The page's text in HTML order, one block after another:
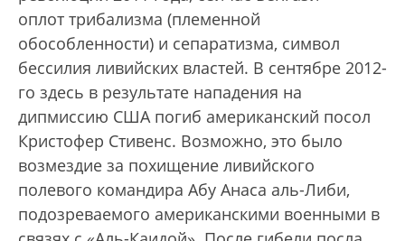
оплот трибализма (племенной
обособленности) и сепаратизма, символ
бессилия ливийских властей. В сентябре 2012-
го здесь в результате нападения на
дипмиссию США погиб американский посол
Кристофер Стивенс. Возможно, это было
возмездие за похищение ливийского
полевого командира Абу Анаса аль-Либи,
подозреваемого американскими военными в